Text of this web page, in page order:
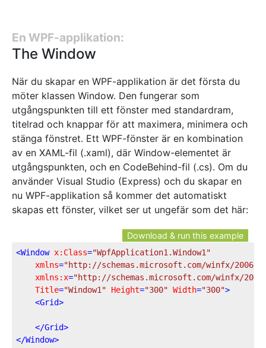
En WPF-applikation:
The Window
När du skapar en WPF-applikation är det första du
möter klassen Window. Den fungerar som
utgångspunkten till ett fönster med standardram,
titelrad och knappar för att maximera, minimera och
stänga fönstret. Ett WPF-fönster är en kombination
av en XAML-fil (.xaml), där Window-elementet är
utgångspunkten, och en CodeBehind-fil (.cs). Om du
använder Visual Studio (Express) och du skapar en
nu WPF-applikation så kommer det automatiskt
skapas ett fönster, vilket ser ut ungefär som det här:
Download & run this example
<Window x:Class="WpfApplication1.Window1"
xmlns="http://schemas.microsoft.com/winfx/2006/
xmlns:x="http://schemas.microsoft.com/winfx/
Title="Window1" Height="300" Width="300">
<Grid>
</Grid>
</Window>